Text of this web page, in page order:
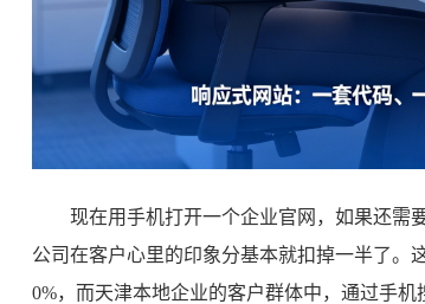
现在用手机打开一个企业官网，如果还需
公司在客户心里的印象分基本就扣掉一半了
0%，而天津本地企业的客户群体中，通过手